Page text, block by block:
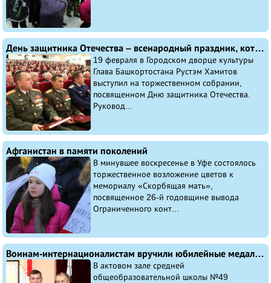
День защитника Отечества – всенародный праздник, который объединяет людей, делом доказывающих свою преданность России, стремление видеть её сильной и процветающей
19 февраля в Городском дворце культуры
Глава Башкортостана Рустэм Хамитов
выступил на торжественном собрании,
посвященном Дню защитника Отечества.
Руковод...
Афганистан в памяти поколений
В минувшее воскресенье в Уфе состоялось
торжественное возложение цветов к
мемориалу «Скорбящая мать»,
посвященное 26-й годовщине вывода
Ограниченного конт...
Воинам-интернационалистам вручили юбилейные медали в Уфе
В актовом зале средней
общеобразовательной школы №49